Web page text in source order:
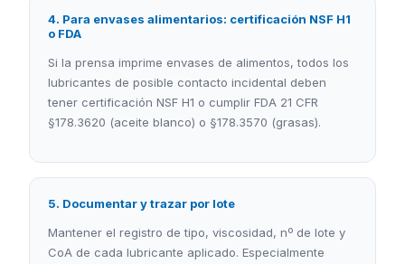
4. Para envases alimentarios: certificación NSF H1
o FDA
Si la prensa imprime envases de alimentos, todos los
lubricantes de posible contacto incidental deben
tener certificación NSF H1 o cumplir FDA 21 CFR
§178.3620 (aceite blanco) o §178.3570 (grasas).
5. Documentar y trazar por lote
Mantener el registro de tipo, viscosidad, nº de lote y
CoA de cada lubricante aplicado. Especialmente